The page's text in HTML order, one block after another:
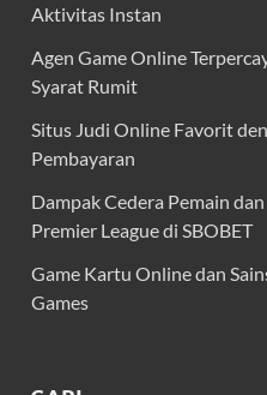
Aktivitas Instan
Agen Game Online
Syarat Rumit
Situs Judi Online Favorit
Pembayaran
Dampak Cedera Pemain
Premier League di SBOBET
Game Kartu Online dan
Games